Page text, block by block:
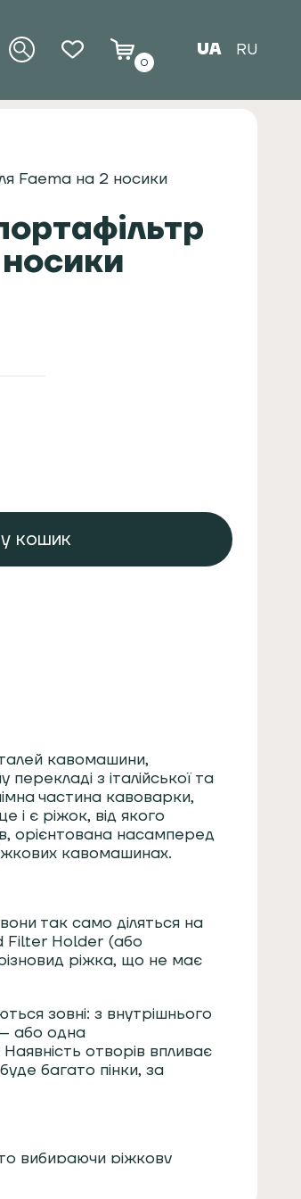
0
UA RU
Faema на 2 носики
кошик
кавомашини,
з італійської та
частина кавоварки,
і є ріжок, від якого
орієнтована насамперед
кавомашинах.
так само діляться на
Filter Holder (або
ріжка, що не має
зовні: з внутрішнього
— або одна
отворів впливає
багато пінки, за
вибираючи ріжкову